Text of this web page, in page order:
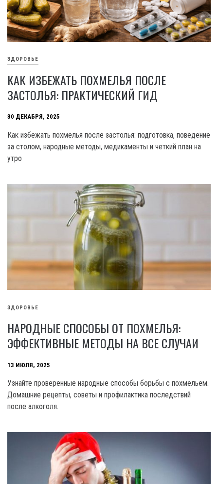
ЗДОРОВЬЕ
КАК ИЗБЕЖАТЬ ПОХМЕЛЬЯ ПОСЛЕ
ЗАСТОЛЬЯ: ПРАКТИЧЕСКИЙ ГИД
30 ДЕКАБРЯ, 2025
Как избежать похмелья после застолья: подготовка, поведение
за столом, народные методы, медикаменты и четкий план на
утро
ЗДОРОВЬЕ
НАРОДНЫЕ СПОСОБЫ ОТ ПОХМЕЛЬЯ:
ЭФФЕКТИВНЫЕ МЕТОДЫ НА ВСЕ СЛУЧАИ
13 ИЮЛЯ, 2025
Узнайте проверенные народные способы борьбы с похмельем.
Домашние рецепты, советы и профилактика последствий
после алкоголя.